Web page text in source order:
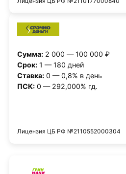
Сумма:2 000 — 100 000 ₽
Срок:1 — 180 дней
Ставка:0 — 0,8% в день
ПСК:0 — 292,000% гд.
Лицензия ЦБ РФ №2110552000304